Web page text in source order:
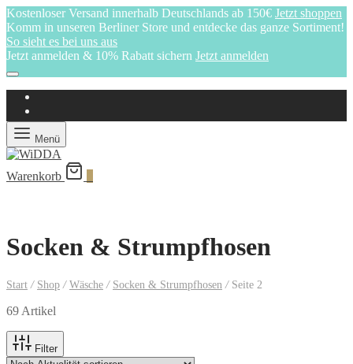
Kostenloser Versand innerhalb Deutschlands ab 150€ Jetzt shoppen
Komm in unseren Berliner Store und entdecke das ganze Sortiment!
So sieht es bei uns aus
Jetzt anmelden & 10% Rabatt sichern Jetzt anmelden
Menü
Warenkorb
Socken & Strumpfhosen
Start / Shop / Wäsche / Socken & Strumpfhosen /Seite 2
69 Artikel
Filter